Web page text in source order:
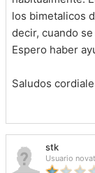
los bimetalicos
decir, cuando
Espero haber
Saludos
stk
Usuario